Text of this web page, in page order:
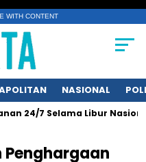
WITH CONTENT
NASIONAL
Selama Libur Nasional 1
Penghargaan